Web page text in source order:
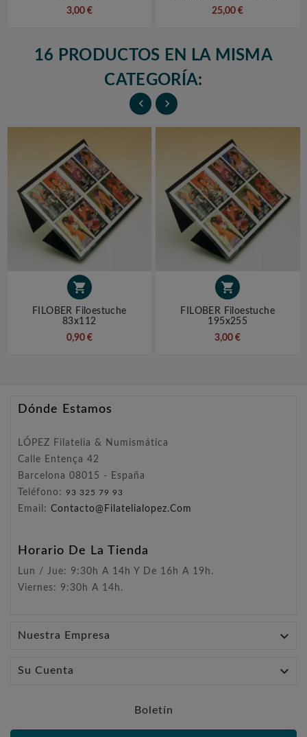
3,00 €
25,00 €
16 PRODUCTOS EN LA MISMA
CATEGORÍA:
 

FILOBER Filoestuche
83x112
0,90 €

FILOBER Filoestuche
195x255
3,00 €
Dónde Estamos
LÓPEZ Filatelia & Numismática
Calle Entença 42
Barcelona 08015 - España
Teléfono: 93 325 79 93
Email: Contacto@filatelialopez.com
Horario De La Tienda
Lun / Jue: 9:30h A 14h Y De 16h A 19h.
Viernes: 9:30h A 14h.
Nuestra Empresa 
Su Cuenta 
Boletín